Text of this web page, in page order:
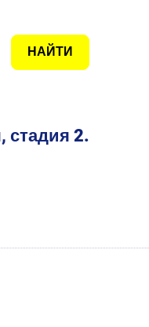
стадия 2.